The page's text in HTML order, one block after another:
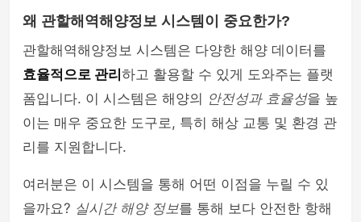
왜 관할해역해양정보 시스템이 중요한가?
관할해역해양정보 시스템은 다양한 해양 데이터를
효율적으로 관리 하고 활용할 수 있게 도와주는 플랫
폼입니다. 이 시스템은 해양의 안전성과 효율성을 높
이는 매우 중요한 도구로, 특히 해상 교통 및 환경 관
리를 지원합니다.
여러분은 이 시스템을 통해 어떤 이점을 누릴 수 있
을까요? 실시간 해양 정보를 통해 보다 안전한 항해